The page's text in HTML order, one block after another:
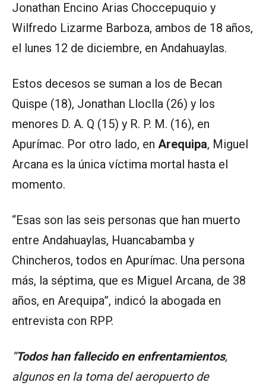
Jonathan Encino Arias Choccepuquio y
Wilfredo Lizarme Barboza, ambos de 18 años,
el lunes 12 de diciembre, en Andahuaylas.
Estos decesos se suman a los de Becan
Quispe (18), Jonathan Lloclla (26) y los
menores D. A. Q (15) y R. P. M. (16), en
Apurímac. Por otro lado, en Arequipa, Miguel
Arcana es la única víctima mortal hasta el
momento.
“Esas son las seis personas que han muerto
entre Andahuaylas, Huancabamba y
Chincheros, todos en Apurímac. Una persona
más, la séptima, que es Miguel Arcana, de 38
años, en Arequipa”, indicó la abogada en
entrevista con RPP.
“Todos han fallecido en enfrentamientos,
algunos en la toma del aeropuerto de